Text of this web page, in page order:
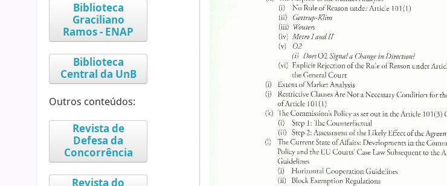
Biblioteca
Graciliano
Ramos - ENAP
Biblioteca
Central da UnB
Outros conteúdos:
Revista de
Defesa da
Concorrência